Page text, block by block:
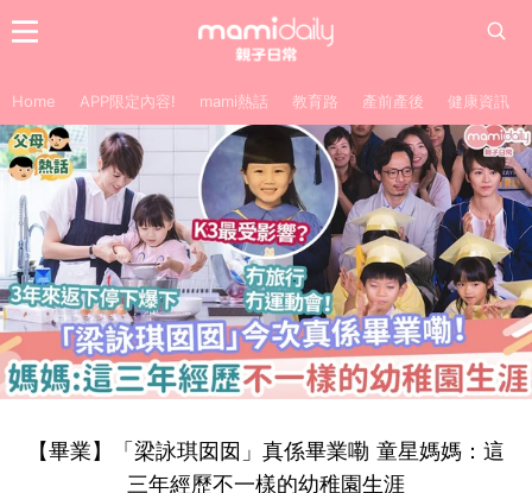
Home APP限定內容! mami熱話 教育路 產前產後 健康資訊
【畢業】「梁詠琪囡囡」真係畢業嘞 童星媽媽：這
三年經歷不一樣的幼稚園生涯